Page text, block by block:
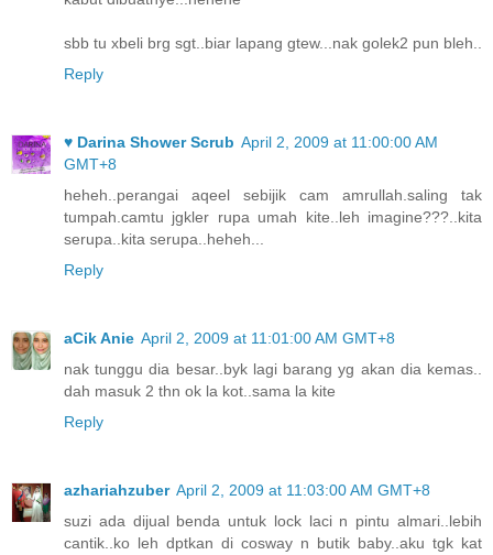
sbb tu xbeli brg sgt..biar lapang gtew...nak golek2 pun bleh..
Reply
♥ Darina Shower Scrub April 2, 2009 at 11:00:00 AM
GMT+8
heheh..perangai aqeel sebijik cam amrullah.saling tak
tumpah.camtu jgkler rupa umah kite..leh imagine???..kita
serupa..kita serupa..heheh...
Reply
aCik Anie April 2, 2009 at 11:01:00 AM GMT+8
nak tunggu dia besar..byk lagi barang yg akan dia kemas..
dah masuk 2 thn ok la kot..sama la kite
Reply
azhariahzuber April 2, 2009 at 11:03:00 AM GMT+8
suzi ada dijual benda untuk lock laci n pintu almari..lebih
cantik..ko leh dptkan di cosway n butik baby..aku tgk kat